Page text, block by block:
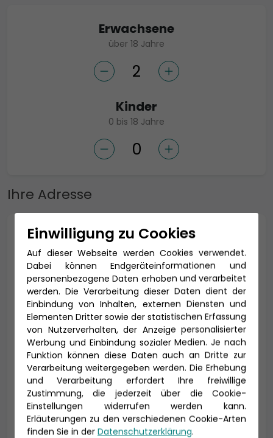
Erwachsene
über 18 Jahre
Kinder
0 bis 18 Jahre
Ihre Adresse
Anrede *
Titel
Vorname * Nachname *
E-Mail *
Einwilligung zu Cookies
Auf dieser Webseite werden Cookies verwendet.
Dabei können Endgeräteinformationen und
personenbezogene Daten erhoben und verarbeitet
werden. Die Verarbeitung dieser Daten dient der
Einbindung von Inhalten, externen Diensten und
Elementen Dritter sowie der statistischen Erfassung
von Nutzerverhalten, der Anzeige personalisierter
Werbung und Einbindung sozialer Medien. Je nach
Funktion können diese Daten auch an Dritte zur
Verarbeitung weitergegeben werden. Die Erhebung
und Verarbeitung erfordert Ihre freiwillige
Zustimmung, die jederzeit über die Cookie-
Einstellungen widerrufen werden kann.
Erläuterungen zu den verschiedenen Cookie-Arten
finden Sie in der Datenschutzerklärung.